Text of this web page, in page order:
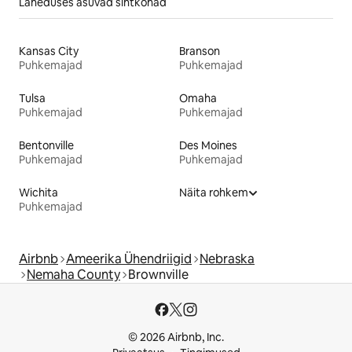
Kansas City
Puhkemajad
Branson
Puhkemajad
Tulsa
Puhkemajad
Omaha
Puhkemajad
Bentonville
Puhkemajad
Des Moines
Puhkemajad
Wichita
Puhkemajad
Näita rohkem
Airbnb Ameerika Ühendriigid Nebraska
Nemaha County Brownville
© 2026 Airbnb, Inc.